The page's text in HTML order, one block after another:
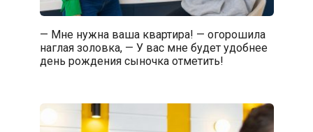
— Мне нужна ваша квартира! — огорошила
наглая золовка, — У вас мне будет удобнее
день рождения сыночка отметить!